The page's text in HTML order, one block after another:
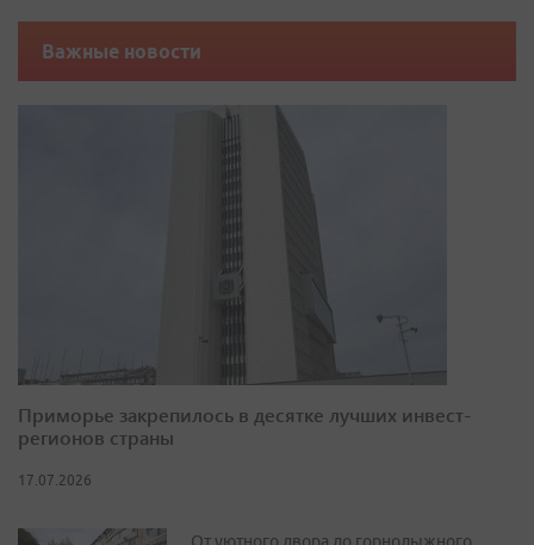
Важные новости
Приморье закрепилось в десятке лучших инвест-
регионов страны
17.07.2026